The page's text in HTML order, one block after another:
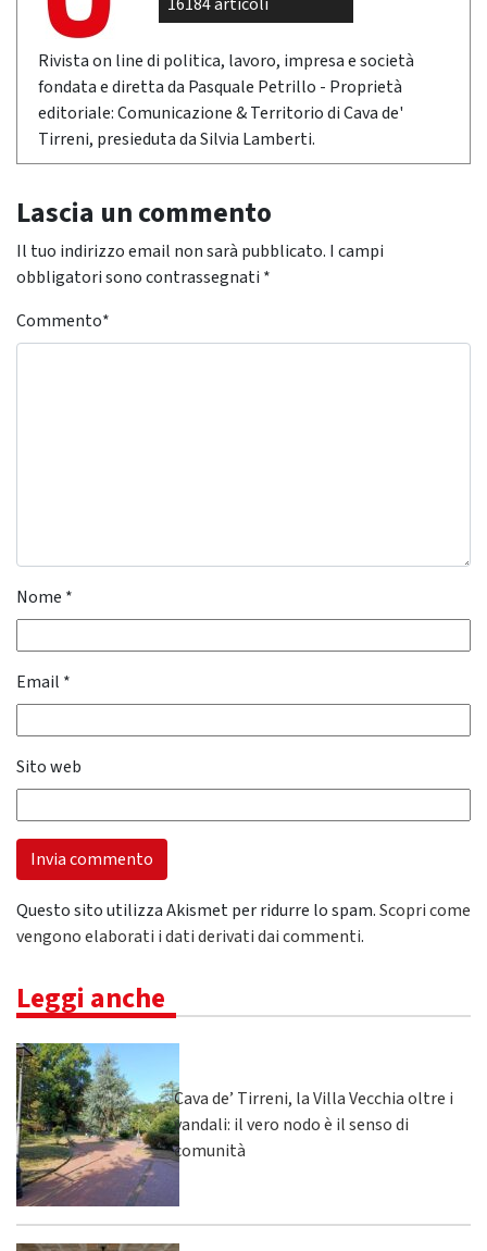
Rivista on line di politica, lavoro, impresa e società
fondata e diretta da Pasquale Petrillo - Proprietà
editoriale: Comunicazione & Territorio di Cava de'
Tirreni, presieduta da Silvia Lamberti.
Lascia un commento
Il tuo indirizzo email non sarà pubblicato. I campi
obbligatori sono contrassegnati *
Commento*
Nome *
Email *
Sito web
Questo sito utilizza Akismet per ridurre lo spam.Scopri come
vengono elaborati i dati derivati dai commenti.
Leggi anche
Cava de’ Tirreni, la Villa Vecchia oltre i
vandali: il vero nodo è il senso di
comunità